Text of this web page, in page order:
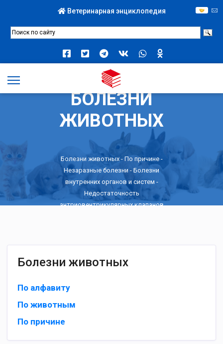
Ветеринарная энциклопедия
БОЛЕЗНИ
ЖИВОТНЫХ
Болезни животных - По причине-
Незаразные болезни - Болезни
внутренних органов и систем -
Недостаточность
антриовентрикулярных клапанов
Болезни животных
По алфавиту
По животным
По причине